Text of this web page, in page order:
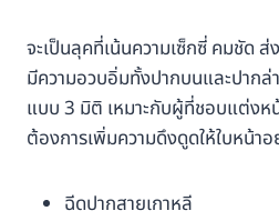
จะเป็นลุคที่เน้นความเซ็กซี่ คมชัด ส่
มีความอวบอิ่มทั้งปากบนและปาก
แบบ 3 มิติ เหมาะกับผู้ที่ชอบแต่งห
ต้องการเพิ่มความดึงดูดให้ใบหน้าอ
ฉีดปากสายเกาหลี